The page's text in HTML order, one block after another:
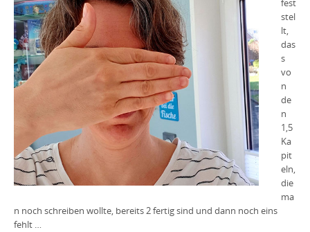
fest
stel
lt,
das
s
vo
n
de
n
1,5
Ka
pit
eln,
die
ma
n noch schreiben wollte, bereits 2 fertig sind und dann noch eins
fehlt …